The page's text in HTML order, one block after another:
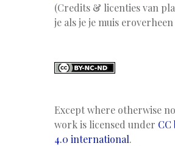
(Credits & licenties van
je als je je muis
Except where otherwise
work is licensed under
4.0 international.